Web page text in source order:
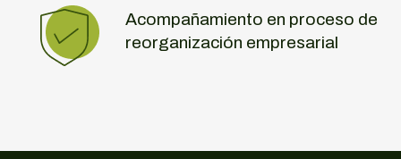
Acompañamiento en proceso de
reorganización empresarial